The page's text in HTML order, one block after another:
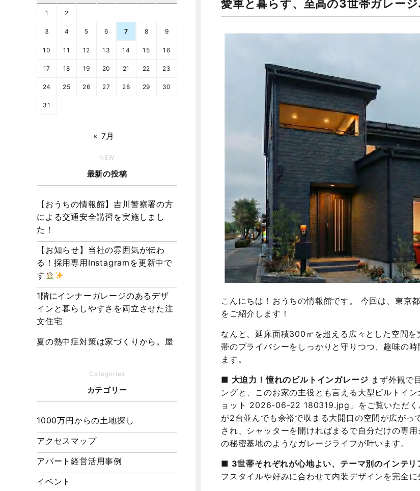
愛車と暮らす、至高の3世帯ガレー
こんにちは！おうちの情報館です。 今回は、東京
をご紹介します！
なんと、延床面積300㎡を超える広々とした空間
帯のプライバシーをしっかりと守りつつ、趣味の
ます。
■ 大迫力！憧れのビルトインガレージ まず外観で
ングと、このお家の主役とも言える大型ビルトイ
ョット 2026-06-22 180319.jpg」をご覧いただく
が2台並んでも余裕で収まる大開口の空間が広が
され、シャッターを開ければまるで自分だけの専
の秘密基地のようなガレージライフが叶います。
■ 3世帯それぞれが心地よい、テーマ別のインテリ
フスタイルや好みに合わせて内装デザインを完全に
1 2
3 4 5 6 7 8 9
10 11 12 13 14 15 16
17 18 19 20 21 22 23
24 25 26 27 28 29 30
31
« 7月
NEW
最新の投稿
【おうちの情報館】吉川警察署の方
による交通安全講習を実施しまし
た！
【お知らせ】当社の雰囲気が伝わ
る！採用専用Instagramを更新中で
す
1階にインナーガレージのあるデザ
インと暮らしやすさを両立させた注
文住宅
夏の熱中症対策は家づくりから。屋
【埼玉県経営品質知事賞】大野知事
へ受賞のご報告と表敬訪問を行いま
Categories
カテゴリー
1000万円からの土地探し
アクセスマップ
アパート経営活用事例
イベント